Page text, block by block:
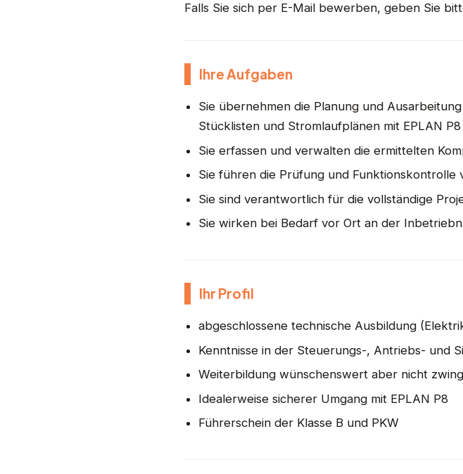
Falls Sie sich per E-Mail bewerben, geben Sie
Ihre Aufgaben
Sie übernehmen die Planung und
Stücklisten und Stromlaufplänen mit EPLAN P8
Sie erfassen und verwalten die ermittelten
Sie führen die Prüfung und Funktionskontrolle
Sie sind verantwortlich für die vollständige
Sie wirken bei Bedarf vor Ort an der
Ihr Profil
abgeschlossene technische Ausbildung
Kenntnisse in der Steuerungs-, Antriebs- und
Weiterbildung wünschenswert aber nicht
Idealerweise sicherer Umgang mit EPLAN P8
Führerschein der Klasse B und PKW